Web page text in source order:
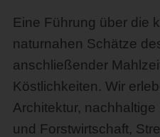
Eine Führung über die
naturnahen Schätze
anschließender
Köstlichkeiten. Wir
Architektur,
und Forstwirtschaft,